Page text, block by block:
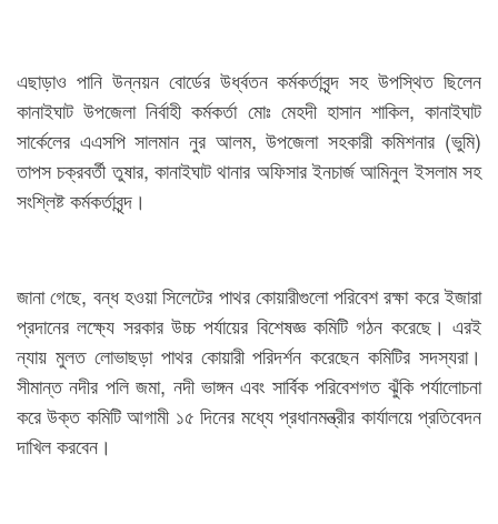
এছাড়াও পানি উন্নয়ন বোর্ডের উর্ধ্বতন কর্মকর্তাবৃন্দ সহ উপস্থিত ছিলেন
কানাইঘাট উপজেলা নির্বাহী কর্মকর্তা মোঃ মেহদী হাসান শাকিল, কানাইঘাট
সার্কেলের এএসপি সালমান নুর আলম, উপজেলা সহকারী কমিশনার (ভুমি)
তাপস চক্রবর্তী তুষার, কানাইঘাট থানার অফিসার ইনচার্জ আমিনুল ইসলাম সহ
সংশ্লিষ্ট কর্মকর্তাবৃন্দ।
জানা গেছে, বন্ধ হওয়া সিলেটের পাথর কোয়ারীগুলো পরিবেশ রক্ষা করে ইজারা
প্রদানের লক্ষ্যে সরকার উচ্চ পর্যায়ের বিশেষজ্ঞ কমিটি গঠন করেছে। এরই
ন্যায় মুলত লোভাছড়া পাথর কোয়ারী পরিদর্শন করেছেন কমিটির সদস্যরা।
সীমান্ত নদীর পলি জমা, নদী ভাঙ্গন এবং সার্বিক পরিবেশগত ঝুঁকি পর্যালোচনা
করে উক্ত কমিটি আগামী ১৫ দিনের মধ্যে প্রধানমন্ত্রীর কার্যালয়ে প্রতিবেদন
দাখিল করবেন।